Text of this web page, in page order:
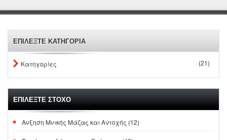
ΕΠΙΛΕΞΤΕ ΚΑΤΗΓΟΡΙΑ
Κατηγορίες (21)
ΕΠΙΛΕΞΤΕ ΣΤΟΧΟ
Αυξηση Μυικής Μάζας και Αντοχής (12)